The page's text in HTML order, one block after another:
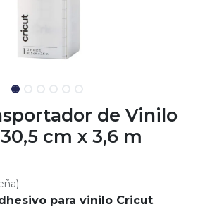
de Vinilo
cm x 3,6 m
para vinilo Cricut.